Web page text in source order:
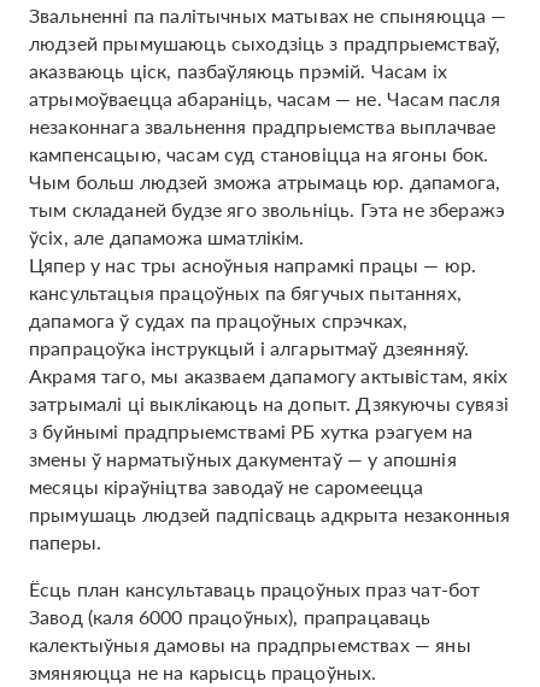
Звальненні па палітычных матывах не спыняюцца —
людзей прымушаюць сыходзіць з прадпрыемстваў,
аказваюць ціск, пазбаўляюць прэмій. Часам іх
атрымоўваецца абараніць, часам — не. Часам пасля
незаконнага звальнення прадпрыемства выплачвае
кампенсацыю, часам суд становіцца на ягоны бок.
Чым больш людзей зможа атрымаць юр. дапамога,
тым складаней будзе яго звольніць. Гэта не зберажэ
ўсіх, але дапаможа шматлікім.
Цяпер у нас тры асноўныя напрамкі працы — юр.
кансультацыя працоўных па бягучых пытаннях,
дапамога ў судах па працоўных спрэчках,
прапрацоўка інструкцый і алгарытмаў дзеянняў.
Акрамя таго, мы аказваем дапамогу актывістам, якіх
затрымалі ці выклікаюць на допыт. Дзякуючы сувязі
з буйнымі прадпрыемствамі РБ хутка рэагуем на
змены ў нарматыўных дакументаў — у апошнія
месяцы кіраўніцтва заводаў не саромеецца
прымушаць людзей падпісваць адкрыта незаконныя
паперы.
Ёсць план кансультаваць працоўных праз чат-бот
Завод (каля 6000 працоўных), прапрацаваць
калектыўныя дамовы на прадпрыемствах — яны
змяняюцца не на карысць працоўных.